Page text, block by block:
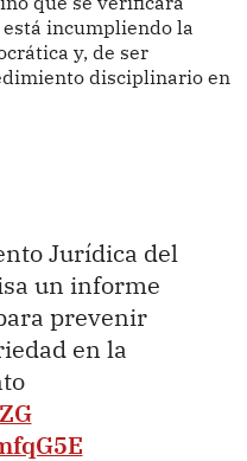
incumpliendo la
y, de ser
disciplinario en
Jurídica del
un informe
prevenir
en la